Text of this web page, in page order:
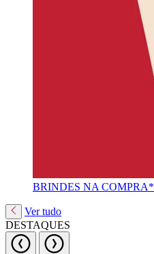
BRINDES NA COMPRA*
Ver tudo
DESTAQUES